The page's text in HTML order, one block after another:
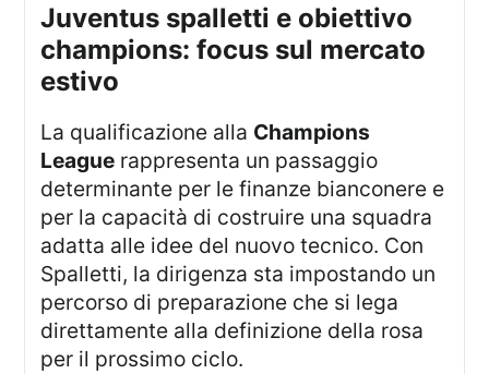
juventus spalletti e obiettivo
champions: focus sul mercato
estivo
La qualificazione alla Champions
League rappresenta un passaggio
determinante per le finanze bianconere e
per la capacità di costruire una squadra
adatta alle idee del nuovo tecnico. Con
Spalletti, la dirigenza sta impostando un
percorso di preparazione che si lega
direttamente alla definizione della rosa
per il prossimo ciclo.